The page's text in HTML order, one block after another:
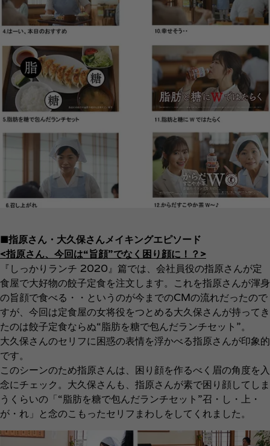
■指原さん・大久保さんメイキングエピソード
<指原さん、今回は“旨顔”でなく困り顔に！？>
『しっかりランチ 2020』篇では、会社員役の指原さんが定
食屋で大好物の餃子定食を注文します。これを指原さんが渾身
の旨顔で食べる・・というのが今までのCMの流れだったので
すが、今回は定食屋の女将役をつとめる大久保さんが持ってき
たのは餃子定食ならぬ“脂肪を糖で包んだランチセット”。
大久保さんのセリフに困惑の表情を浮かべる指原さんが印象的
です。
このシーンのため指原さんは、困り顔を作るべく眉の角度を入
念にチェック。大久保さんも、指原さんが素で困り顔してしま
うくらいの「“脂肪を糖で包んだランチセット”召・し・上・
が・れ」と念のこもったセリフまわしをしてくれました。